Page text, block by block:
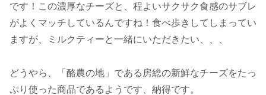
です！この濃厚なチーズと、程よいサクサク食感のサブレ
がよくマッチしているんですね！食べ歩きしてしまってい
ますが、ミルクティーと一緒にいただきたい、、、
どうやら、「酪農の地」である房総の新鮮なチーズをたっ
ぷり使った商品であるようです、納得です。